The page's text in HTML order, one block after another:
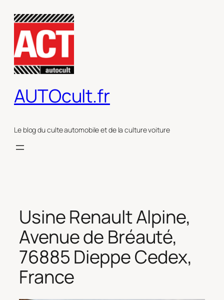
contenu
AUTOcult.fr
Le blog du culte automobile et de la culture voiture
Usine Renault Alpine,
Avenue de Bréauté,
76885 Dieppe Cedex,
France